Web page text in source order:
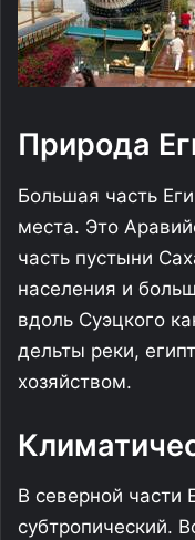
Природа
Большая часть
места. Это
часть пустыни
населения и
вдоль Суэцкого
дельты реки,
хозяйством.
В северной части
субтропический.